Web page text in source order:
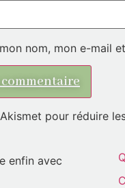
nom, mon e-mail
pour réduire
enfin avec